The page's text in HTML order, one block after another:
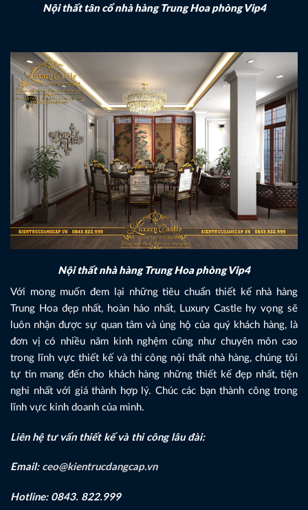
Nội thất tân cổ nhà hàng Trung Hoa phòng Vip4
Nội thất nhà hàng Trung Hoa phòng Vip4
Với mong muốn đem lại những tiêu chuẩn thiết kế nhà hàng
Trung Hoa đẹp nhất, hoàn hảo nhất, Luxury Castle hy vọng sẽ
luôn nhận được sự quan tâm và ủng hộ của quý khách hàng, là
đơn vị có nhiều năm kinh nghệm cũng như chuyên môn cao
trong lĩnh vực thiết kế và thi công nội thất nhà hàng, chúng tôi
tự tin mang đến cho khách hàng những thiết kế đẹp nhất, tiện
nghi nhất với giá thành hợp lý. Chúc các bạn thành công trong
lĩnh vực kinh doanh của mình.
Liên hệ tư vấn thiết kế và thi công lâu đài:
Email: ceo@kientrucdangcap.vn
Hotline: 0843. 822.999